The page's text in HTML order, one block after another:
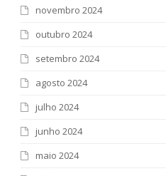
novembro 2024
outubro 2024
setembro 2024
agosto 2024
julho 2024
junho 2024
maio 2024